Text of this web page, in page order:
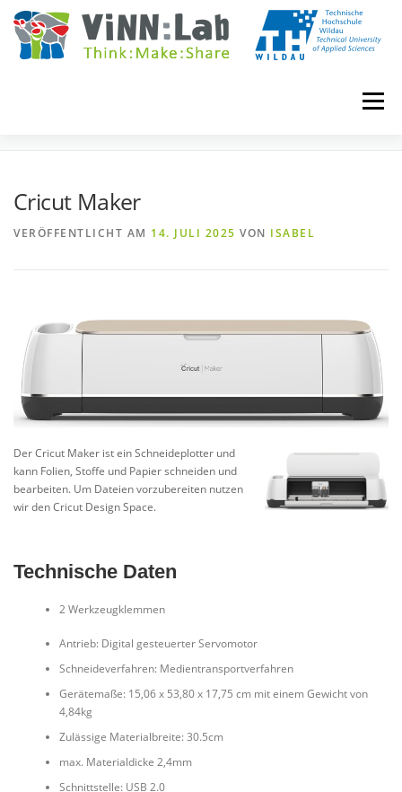
Zum
Inhalt
springen
Menü
EVENTS WIKI UNIVERSITY COURSES
Cricut Maker
VERÖFFENTLICHT AM 14. JULI 2025 VON ISABEL
Der Cricut Maker ist ein Schneideplotter und
kann Folien, Stoffe und Papier schneiden und
bearbeiten. Um Dateien vorzubereiten nutzen
wir den Cricut Design Space.
Technische Daten
2 Werkzeugklemmen
Antrieb: Digital gesteuerter Servomotor
Schneideverfahren: Medientransportverfahren
Gerätemaße: 15,06 x 53,80 x 17,75 cm mit einem Gewicht von
4,84kg
Zulässige Materialbreite: 30.5cm
max. Materialdicke 2,4mm
Schnittstelle: USB 2.0